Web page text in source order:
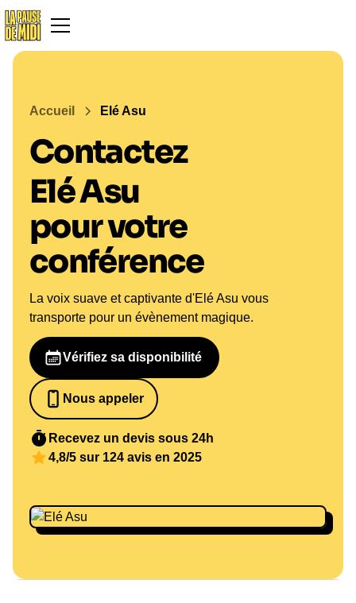
Accueil Elé Asu
Contactez
Elé Asu
pour votre
conférence
La voix suave et captivante d'Elé Asu vous
transporte pour un évènement magique.
Vérifiez sa disponibilité
Nous appeler
0652698481
Recevez un devis sous 24h
4,8/5 sur 124 avis en 2025